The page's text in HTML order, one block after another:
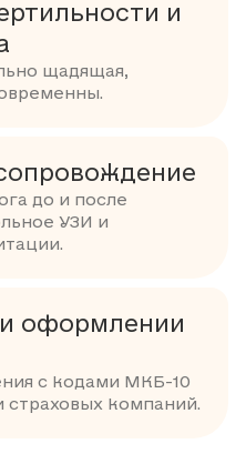
и
щадящая,
до и после
УЗИ и
оформлении
с кодами МКБ-10
страховых компаний.